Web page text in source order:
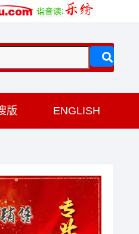
版 ENGLISH